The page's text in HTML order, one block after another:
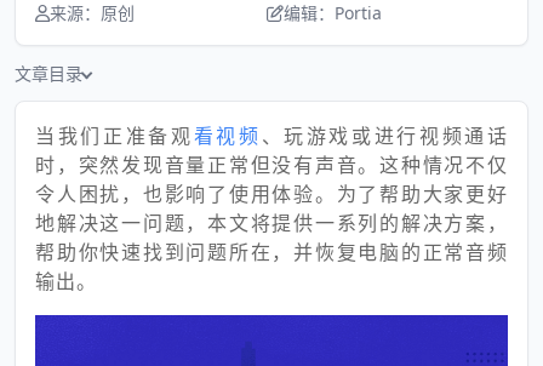
来源：原创
编辑：Portia
文章目录
当我们正准备观看视频、玩游戏或进行视频通话
时，突然发现音量正常但没有声音。这种情况不仅
令人困扰，也影响了使用体验。为了帮助大家更好
地解决这一问题，本文将提供一系列的解决方案，
帮助你快速找到问题所在，并恢复电脑的正常音频
输出。